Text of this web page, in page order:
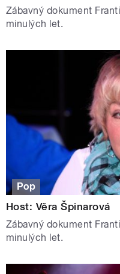
Zábavný dokument
minulých let.
Pop
Host: Věra Špinarová
Zábavný dokument
minulých let.